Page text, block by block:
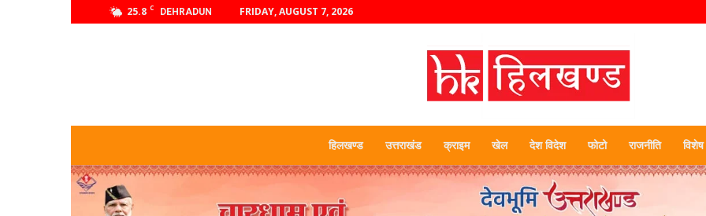
25.8 C DEHRADUN FRIDAY, AUGUST 7, 2026
हिलखण्ड
हिलखण्ड उत्तराखंड क्राइम खेल देश विदेश फोटो राजनीति विशेष